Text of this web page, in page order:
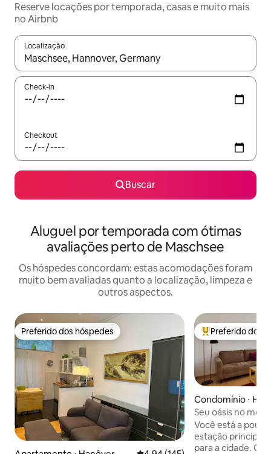
Reserve locações por temporada, casas e muito mais
no Airbnb
Localização
Quando os resultados estiverem disponíveis, explore-os
Check-in
Checkout
Buscar
Aluguel por temporada com ótimas
avaliações perto de Maschsee
Os hóspedes concordam: estas acomodações foram
muito bem avaliadas quanto a localização, limpeza e
outros aspectos.
Preferido dos hóspedes
Preferido dos hóspedes Entre os
Preferido dos
Condomínio ⋅
Seu oásis no
Você está a
estação principal,
para a cidade. Quase na frente da porta